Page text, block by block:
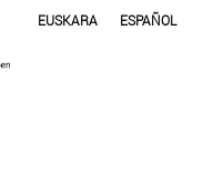
EUSKARA ESPAÑOL